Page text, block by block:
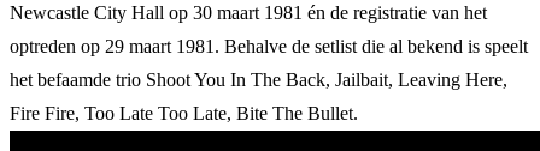
Newcastle City Hall op 30 maart 1981 én de registratie van het
optreden op 29 maart 1981. Behalve de setlist die al bekend is speelt
het befaamde trio Shoot You In The Back, Jailbait, Leaving Here,
Fire Fire, Too Late Too Late, Bite The Bullet.